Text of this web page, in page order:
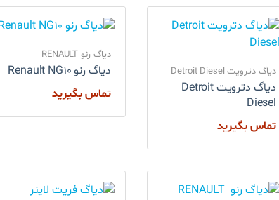
دیاگ دترویت Detroit Diesel
دیاگ دترویت Detroit
Diesel
تماس بگیرید
دیاگ رنو RENAULT
دیاگ رنو Renault NG10
تماس بگیرید